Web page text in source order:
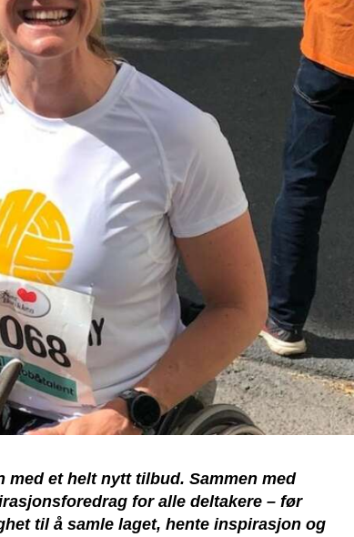
et helt nytt tilbud. Sammen med
for alle deltakere – før
til å samle laget, hente inspirasjon og